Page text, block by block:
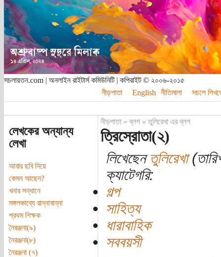
সচলায়তন.com | অনলাইন রাইটার্স কমিউনিটি | কপিরাইট © ২০০৬-২০১৫
নীড়পাতা
English নীতিমালা সচলে
লেখকের অন্যান্য
লেখা
আবার ছবি নিয়ে
কেমন আছেন?
খনার সন্ধানে
মঙ্গলকাব্যে রান্নাবান্না
প্রথম শিক্ষক
নৈরঞ্জনা(৯)
নৈরঞ্জনা(৮)
নৈরঞ্জনা (৭)
নীড়পাতা»ব্লগ»তুলিরেখা এর ব্লগ
ত্রিস্রোতা(২)
লিখেছেনতুলিরেখা
ক্যাটেগরি:
গল্প
সাহিত্য
ধারাবাহিক
সববয়সী